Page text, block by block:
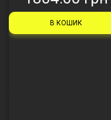
В КОШИК